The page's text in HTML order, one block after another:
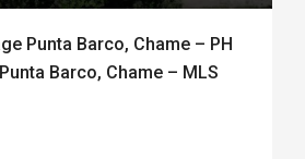
Punta Barco, Chame – PH
Barco, Chame – MLS